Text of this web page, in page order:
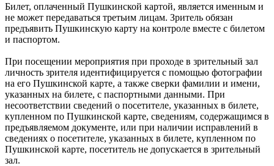
Билет, оплаченный Пушкинской картой, является именным и
не может передаваться третьим лицам. Зритель обязан
предъявить Пушкинскую карту на контроле вместе с билетом
и паспортом.
При посещении мероприятия при проходе в зрительный зал
личность зрителя идентифицируется с помощью фотографии
на его Пушкинской карте, а также сверки фамилии и имени,
указанных на билете, с паспортными данными. При
несоответствии сведений о посетителе, указанных в билете,
купленном по Пушкинской карте, сведениям, содержащимся в
предъявляемом документе, или при наличии исправлений в
сведениях о посетителе, указанных в билете, купленном по
Пушкинской карте, посетитель не допускается в зрительный
зал.